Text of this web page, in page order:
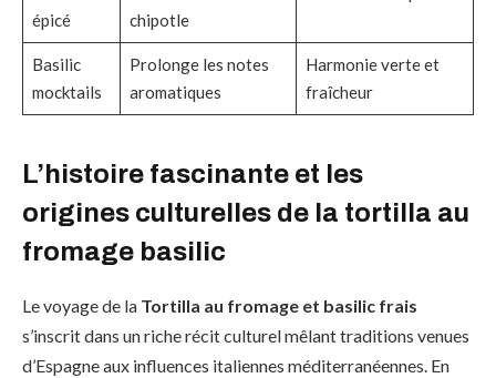
épicé
chipotle
Basilic
mocktails
Prolonge les notes
aromatiques
Harmonie verte et
fraîcheur
L’histoire fascinante et les
origines culturelles de la tortilla au
fromage basilic
Le voyage de la Tortilla au fromage et basilic frais
s’inscrit dans un riche récit culturel mêlant traditions venues
d’Espagne aux influences italiennes méditerranéennes. En